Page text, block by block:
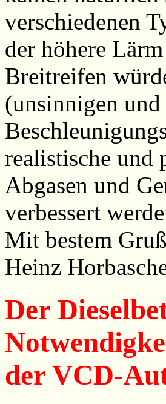
verschiedenen
der höhere
Breitreifen
(unsinnigen
realistische und
Abgasen und
verbessert
Mit bestem
Heinz
Der
der VCD-